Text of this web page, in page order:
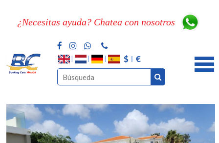
¿Necesitas ayuda? Chatea con nosotros
$ €